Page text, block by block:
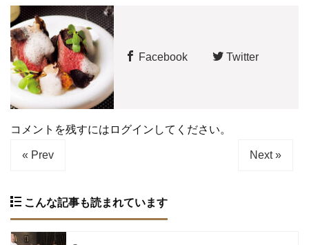
Facebook Twitter
コメントを残すにはログインしてください。
« Prev Next »
こんな記事も読まれています